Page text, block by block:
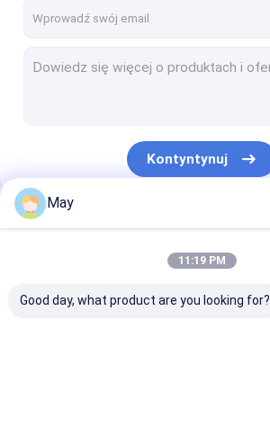
Czujnik ruchu mikrofalowego
Czujnik ruchu Pir
Czujnik funkcji włączony
Kontyntynuj
Nasze Kategorie
May
11:19 PM
Good day, what product are you looking for?